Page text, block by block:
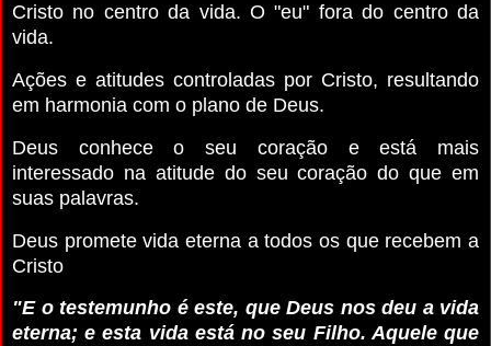
Cristo no centro da vida. O "eu" fora do centro da
vida.
Ações e atitudes controladas por Cristo, resultando
em harmonia com o plano de Deus.
Deus conhece o seu coração e está mais
interessado na atitude do seu coração do que em
suas palavras.
Deus promete vida eterna a todos os que recebem a
Cristo
"E o testemunho é este, que Deus nos deu a vida
eterna; e esta vida está no seu Filho. Aquele que